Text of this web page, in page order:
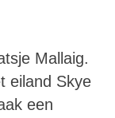
Mallaig.
eiland Skye
een